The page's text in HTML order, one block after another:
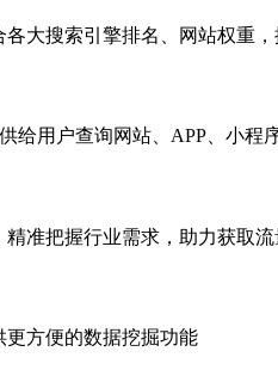
大搜索引擎排名、网站权重
给用户查询网站、APP、小程
准把握行业需求，助力获取流
方便的数据挖掘功能